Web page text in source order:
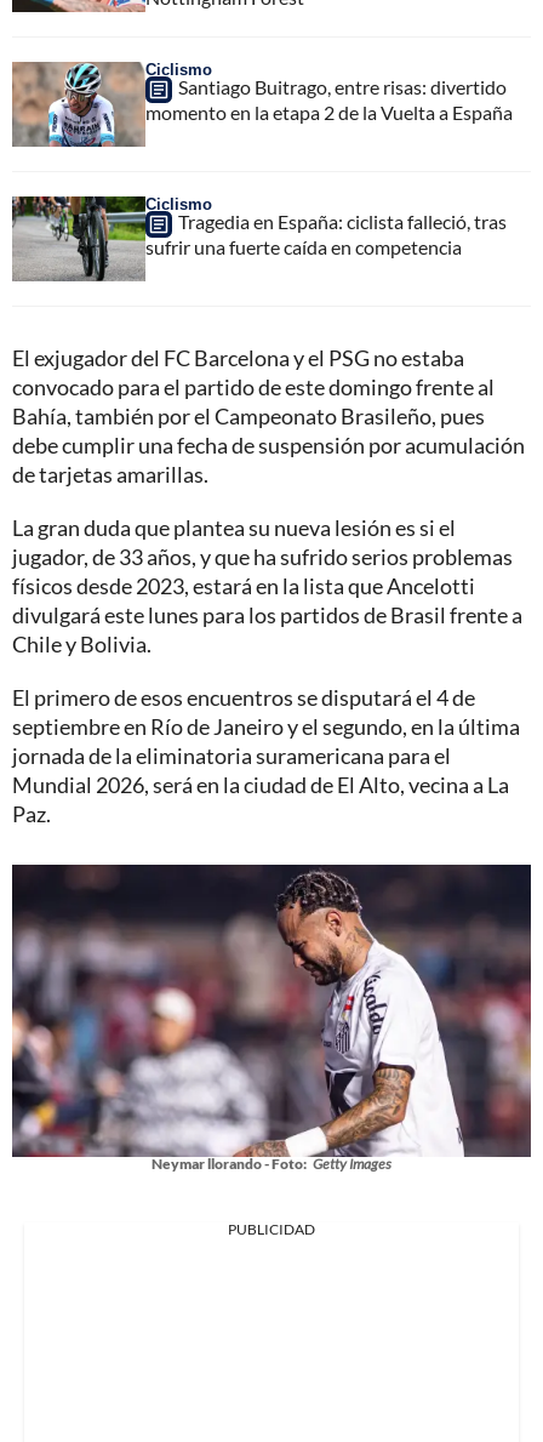
Ciclismo
Santiago Buitrago, entre risas: divertido
momento en la etapa 2 de la Vuelta a España
Ciclismo
Tragedia en España: ciclista falleció, tras
sufrir una fuerte caída en competencia
El exjugador del FC Barcelona y el PSG no estaba
convocado para el partido de este domingo frente al
Bahía, también por el Campeonato Brasileño, pues
debe cumplir una fecha de suspensión por acumulación
de tarjetas amarillas.
La gran duda que plantea su nueva lesión es si el
jugador, de 33 años, y que ha sufrido serios problemas
físicos desde 2023, estará en la lista que Ancelotti
divulgará este lunes para los partidos de Brasil frente a
Chile y Bolivia.
El primero de esos encuentros se disputará el 4 de
septiembre en Río de Janeiro y el segundo, en la última
jornada de la eliminatoria suramericana para el
Mundial 2026, será en la ciudad de El Alto, vecina a La
Paz.
Neymar llorando - Foto: Getty Images
PUBLICIDAD